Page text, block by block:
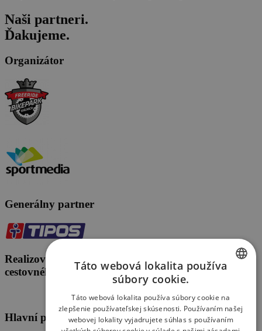
Naši partneri.
Ďakujeme.
Organizátor
Generálny partner
Realizované s finančnou podporou Ministerstva
cestovného ruchu a športu Slovenskej republiky.
Hlavní partneri
Táto webová lokalita používa
súbory cookie.
Táto webová lokalita používa súbory cookie na
zlepšenie používateľskej skúsenosti. Používaním našej
webovej lokality vyjadrujete súhlas s používaním